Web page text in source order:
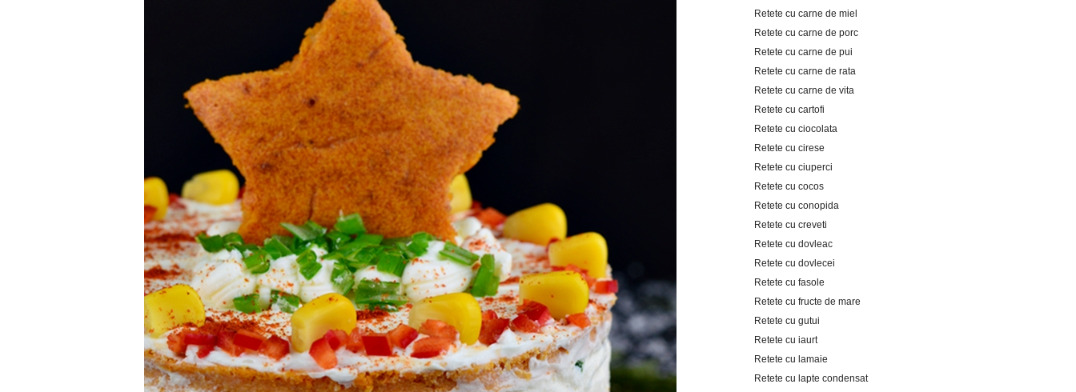
Retete cu carne de miel
Retete cu carne de porc
Retete cu carne de pui
Retete cu carne de rata
Retete cu carne de vita
Retete cu cartofi
Retete cu ciocolata
Retete cu cirese
Retete cu ciuperci
Retete cu cocos
Retete cu conopida
Retete cu creveti
Retete cu dovleac
Retete cu dovlecei
Retete cu fasole
Retete cu fructe de mare
Retete cu gutui
Retete cu iaurt
Retete cu lamaie
Retete cu lapte condensat